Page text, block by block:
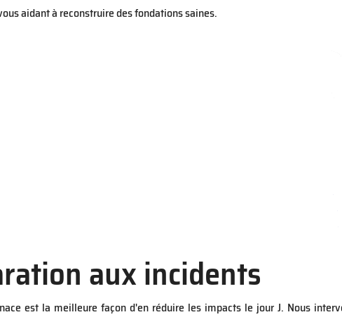
aidant à reconstruire des fondations saines.
aux incidents
est la meilleure façon d'en réduire les impacts le jour J. Nous